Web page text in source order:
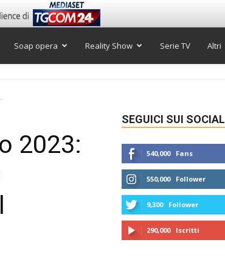
Soap opera Reality Show Serie TV Altri
2023:
SEGUICI SUI SOCIAL
540,000 Fans
550,000 Follower
9,300 Follower
290,000 Iscritti